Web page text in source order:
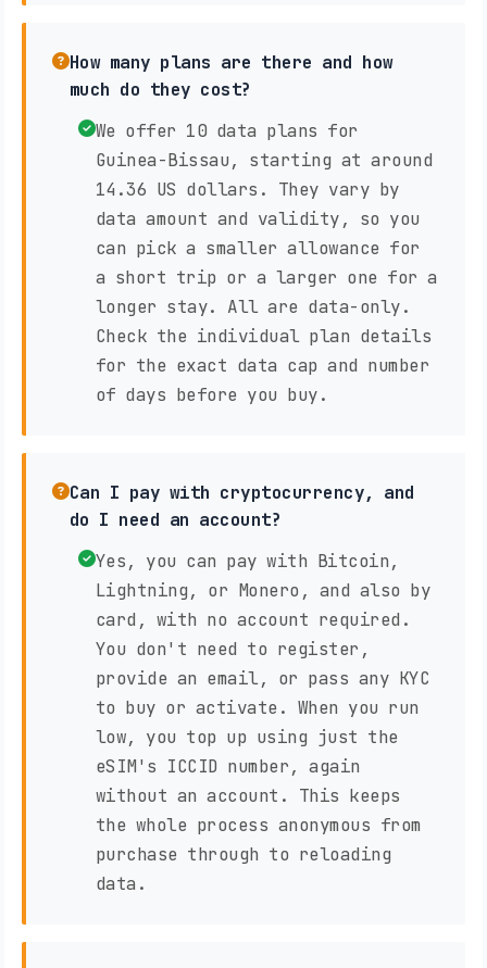
How many plans are there and how
much do they cost?
We offer 10 data plans for
Guinea-Bissau, starting at around
14.36 US dollars. They vary by
data amount and validity, so you
can pick a smaller allowance for
a short trip or a larger one for a
longer stay. All are data-only.
Check the individual plan details
for the exact data cap and number
of days before you buy.
Can I pay with cryptocurrency, and
do I need an account?
Yes, you can pay with Bitcoin,
Lightning, or Monero, and also by
card, with no account required.
You don't need to register,
provide an email, or pass any KYC
to buy or activate. When you run
low, you top up using just the
eSIM's ICCID number, again
without an account. This keeps
the whole process anonymous from
purchase through to reloading
data.